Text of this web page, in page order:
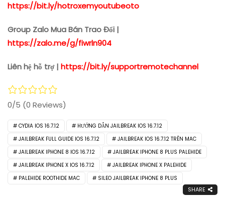
https://bit.ly/hotroxemyoutubeoto
Group Zalo Mua Bán Trao Đổi |
https://zalo.me/g/fiwrln904
Liên hệ hỗ trợ | https://bit.ly/supportremotechannel
0/5 (0 Reviews)
CYDIA IOS 16.7.12
HƯỚNG DẪN JAILBREAK IOS 16.7.12
JAILBREAK FULL GUIDE IOS 16.7.12
JAILBREAK IOS 16.7.12 TRÊN MAC
JAILBREAK IPHONE 8 IOS 16.7.12
JAILBREAK IPHONE 8 PLUS PALEHIDE
JAILBREAK IPHONE X IOS 16.7.12
JAILBREAK IPHONE X PALEHIDE
PALEHIDE ROOTHIDE MAC
SILEO JAILBREAK IPHONE 8 PLUS
SHARE